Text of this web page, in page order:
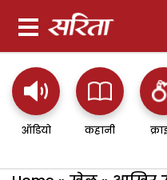
ऑडियो कहानी